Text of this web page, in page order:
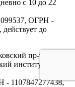
с 10 до 22
ОГРН -
до
пр-т.
институт).
1107847277438,